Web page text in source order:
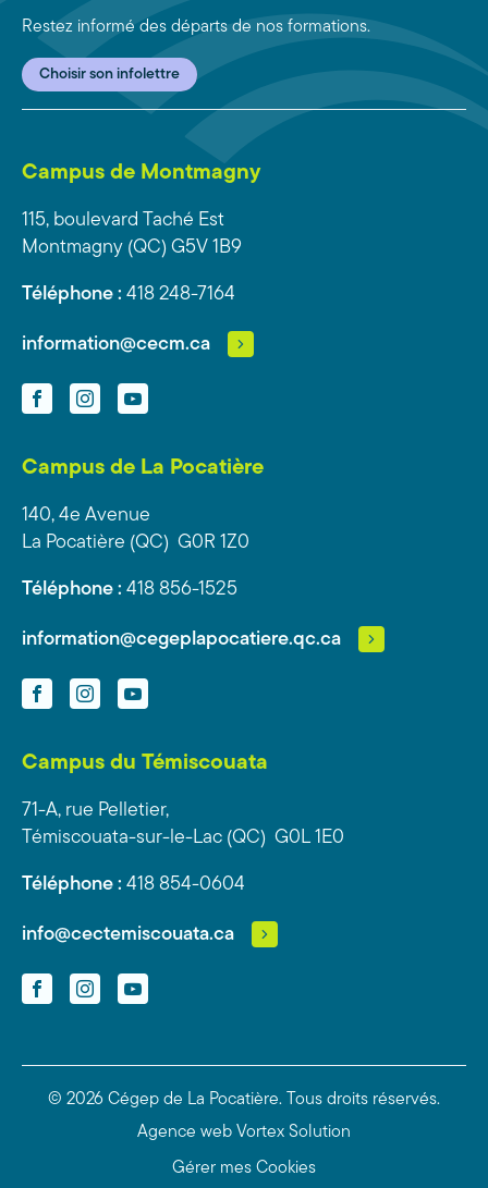
Restez informé des départs de nos formations.
Choisir son infolettre
Campus de Montmagny
115, boulevard Taché Est
Montmagny (QC) G5V 1B9
Téléphone : 418 248-7164
information@cecm.ca
FacebookInstagramYouTube
Campus de La Pocatière
140, 4e Avenue
La Pocatière (QC) G0R 1Z0
Téléphone : 418 856-1525
information@cegeplapocatiere.qc.ca
FacebookInstagramYouTube
Campus du Témiscouata
71-A, rue Pelletier,
Témiscouata-sur-le-Lac (QC) G0L 1E0
Téléphone : 418 854-0604
info@cectemiscouata.ca
FacebookInstagramYouTube
© 2026 Cégep de La Pocatière.
Tous droits réservés.
Agence web Vortex Solution
Gérer mes Cookies